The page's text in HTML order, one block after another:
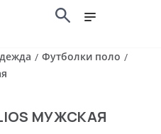
/ Футболки поло /
МУЖСКАЯ